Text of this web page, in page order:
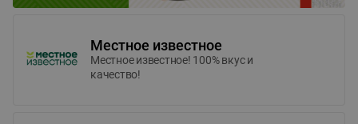
Местное известное
Местное известное! 100% вкус и
качество!